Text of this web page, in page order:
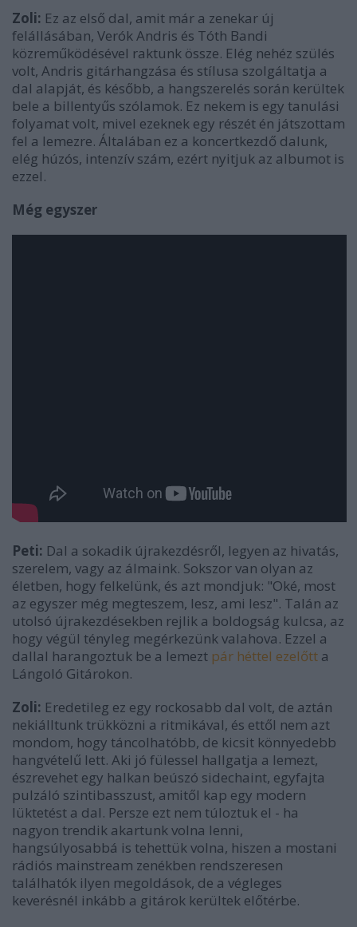
Zoli: Ez az első dal, amit már a zenekar új
felállásában, Verók Andris és Tóth Bandi
közreműködésével raktunk össze. Elég nehéz szülés
volt, Andris gitárhangzása és stílusa szolgáltatja a
dal alapját, és később, a hangszerelés során kerültek
bele a billentyűs szólamok. Ez nekem is egy tanulási
folyamat volt, mivel ezeknek egy részét én játszottam
fel a lemezre. Általában ez a koncertkezdő dalunk,
elég húzós, intenzív szám, ezért nyitjuk az albumot is
ezzel.
Még egyszer
Peti: Dal a sokadik újrakezdésről, legyen az hivatás,
szerelem, vagy az álmaink. Sokszor van olyan az
életben, hogy felkelünk, és azt mondjuk: "Oké, most
az egyszer még megteszem, lesz, ami lesz". Talán az
utolsó újrakezdésekben rejlik a boldogság kulcsa, az
hogy végül tényleg megérkezünk valahova. Ezzel a
dallal harangoztuk be a lemezt pár héttel ezelőtt a
Lángoló Gitárokon.
Zoli: Eredetileg ez egy rockosabb dal volt, de aztán
nekiálltunk trükközni a ritmikával, és ettől nem azt
mondom, hogy táncolhatóbb, de kicsit könnyedebb
hangvételű lett. Aki jó fülessel hallgatja a lemezt,
észrevehet egy halkan beúszó sidechaint, egyfajta
pulzáló szintibasszust, amitől kap egy modern
lüktetést a dal. Persze ezt nem túloztuk el - ha
nagyon trendik akartunk volna lenni,
hangsúlyosabbá is tehettük volna, hiszen a mostani
rádiós mainstream zenékben rendszeresen
találhatók ilyen megoldások, de a végleges
keverésnél inkább a gitárok kerültek előtérbe.